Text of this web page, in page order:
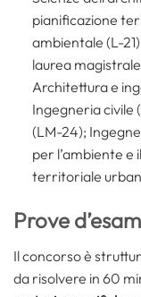
pianificazione
ambientale (L-
laurea
Architettura e
Ingegneria civile
(LM-24);
per l’ambiente
territoriale
Prove
Il concorso è
da risolvere in 60